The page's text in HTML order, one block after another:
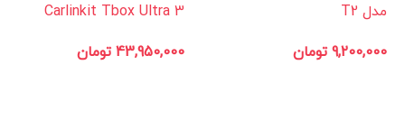
مدل T2
9,200,000 تومان
Carlinkit Tbox Ultra 3
43,950,000 تومان